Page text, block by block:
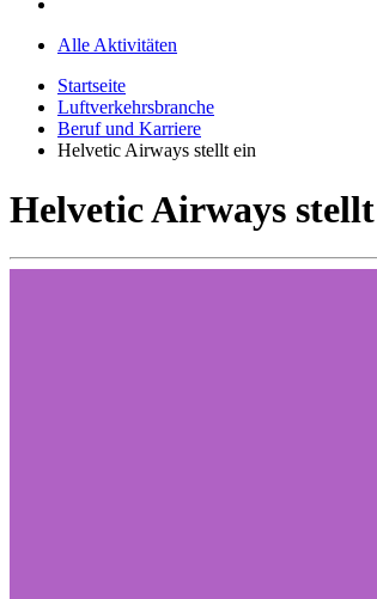
Alle Aktivitäten
Startseite
Luftverkehrsbranche
Beruf und Karriere
Helvetic Airways stellt ein
Helvetic Airways